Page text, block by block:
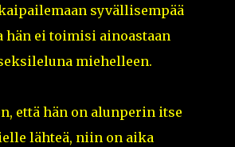
syvällisempää
hän ei toimisi ainoastaan
miehelleen.
että hän on alunperin itse
lähteä, niin on aika